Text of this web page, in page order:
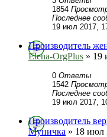
1854
Последнее
19 июл 2017,
Производитель
Elena-OrgPlus » 19
0 Ответы
1542
Последнее
19 июл 2017,
Производитель
Муничка » 18 июл